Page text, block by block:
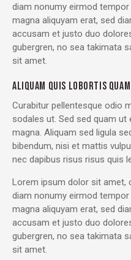
diam nonumy eirmod
magna aliquyam erat, sed
accusam et justo duo
gubergren, no sea takimata
sit amet.
ALIQUAM QUIS LOBORTIS QUAM
Curabitur pellentesque odio
sodales ut. Sed sed quam
magna. Aliquam sed ligula
bibendum, nisi et mattis
nec dapibus risus risus quis
Lorem ipsum dolor sit amet,
diam nonumy eirmod
magna aliquyam erat, sed
accusam et justo duo
gubergren, no sea takimata
sit amet.